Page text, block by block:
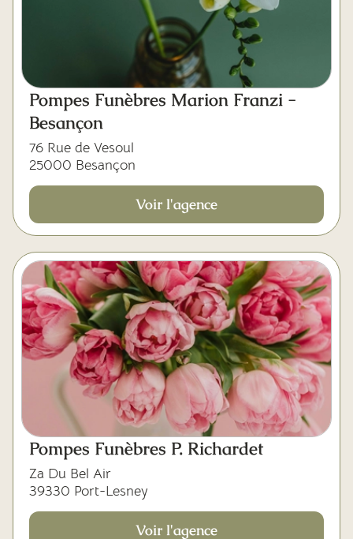
Pompes Funèbres Marion Franzi -
Besançon
76 Rue de Vesoul
25000 Besançon
Voir l'agence
Pompes Funèbres P. Richardet
Za Du Bel Air
39330 Port-Lesney
Voir l'agence